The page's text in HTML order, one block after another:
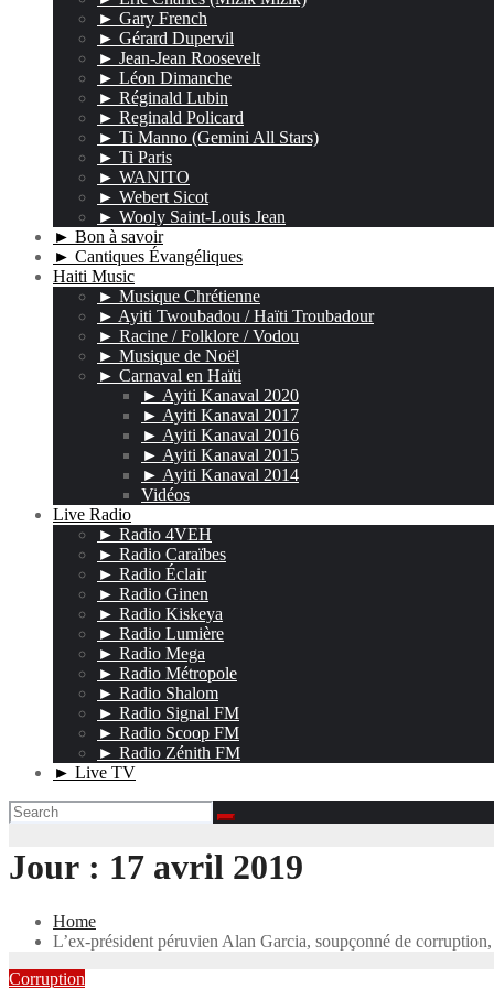
► Gary French
► Gérard Dupervil
► Jean-Jean Roosevelt
► Léon Dimanche
► Réginald Lubin
► Reginald Policard
► Ti Manno (Gemini All Stars)
► Ti Paris
► WANITO
► Webert Sicot
► Wooly Saint-Louis Jean
► Bon à savoir
► Cantiques Évangéliques
Haiti Music
► Musique Chrétienne
► Ayiti Twoubadou / Haïti Troubadour
► Racine / Folklore / Vodou
► Musique de Noël
► Carnaval en Haïti
► Ayiti Kanaval 2020
► Ayiti Kanaval 2017
► Ayiti Kanaval 2016
► Ayiti Kanaval 2015
► Ayiti Kanaval 2014
Vidéos
Live Radio
► Radio 4VEH
► Radio Caraïbes
► Radio Éclair
► Radio Ginen
► Radio Kiskeya
► Radio Lumière
► Radio Mega
► Radio Métropole
► Radio Shalom
► Radio Signal FM
► Radio Scoop FM
► Radio Zénith FM
► Live TV
Jour : 17 avril 2019
Home
L’ex-président péruvien Alan Garcia, soupçonné de corruption,
Corruption